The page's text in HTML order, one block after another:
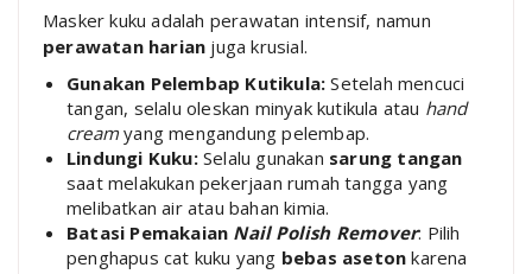
Masker kuku adalah perawatan intensif, namun
perawatan harian juga krusial.
Gunakan Pelembap Kutikula: Setelah mencuci
tangan, selalu oleskan minyak kutikula atau hand
cream yang mengandung pelembap.
Lindungi Kuku:Selalu gunakan sarung tangan
saat melakukan pekerjaan rumah tangga yang
melibatkan air atau bahan kimia.
Batasi Pemakaian Nail Polish Remover: Pilih
penghapus cat kuku yang bebas aseton karena